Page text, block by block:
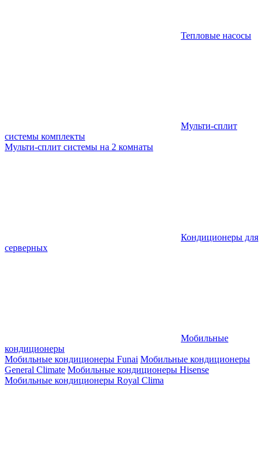
Тепловые насосы
Мульти-сплит
системы комплекты
Мульти-сплит системы на 2 комнаты
Кондиционеры для
серверных
Мобильные
кондиционеры
Мобильные кондиционеры Funai Мобильные кондиционеры
General Climate Мобильные кондиционеры Hisense
Мобильные кондиционеры Royal Clima